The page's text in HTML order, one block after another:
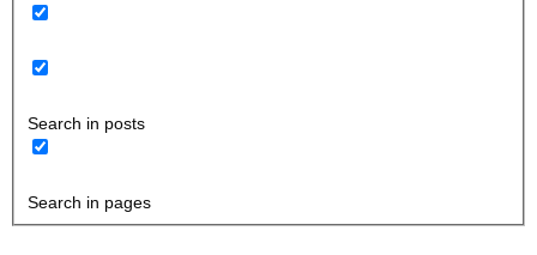
Search in posts
Search in pages